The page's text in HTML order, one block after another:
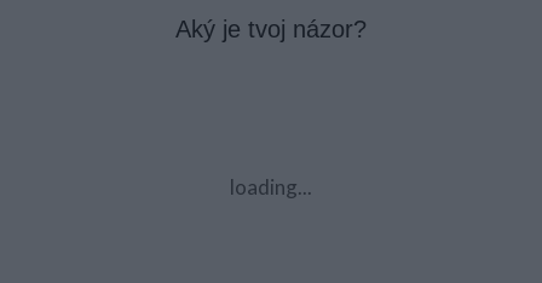
Aký je tvoj názor?
loading...